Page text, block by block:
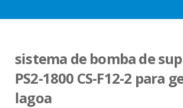
sistema de bomba de
PS2-1800 CS-F12-2 para
lagoa